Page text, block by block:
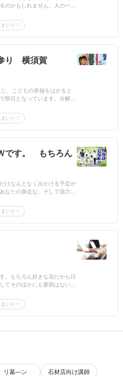
のかもしれません。人の一生
いり！
り 横須賀
、こどもの幸福をはかると
祭日となっています。分解し
いり！
です。 もちろん
けなんとなく出かける予定が
なたの身近な、そして強力な
いり！
。もちろん好きな花だから日
そのほかにも要因はないの
いり！
リ墓―ン
石材店向け講師